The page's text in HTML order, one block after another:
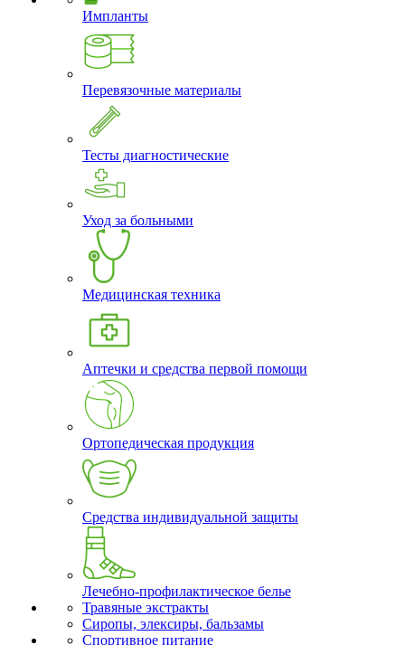
Импланты
Перевязочные материалы
Тесты диагностические
Уход за больными
Медицинская техника
Аптечки и средства первой помощи
Ортопедическая продукция
Средства индивидуальной защиты
Лечебно-профилактическое белье
Травяные экстракты
Сиропы, элексиры, бальзамы
Спортивное питание